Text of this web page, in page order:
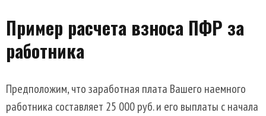
Пример расчета взноса ПФР за
работника
Предположим, что заработная плата Вашего наемного
работника составляет 25 000 руб. и его выплаты с начала